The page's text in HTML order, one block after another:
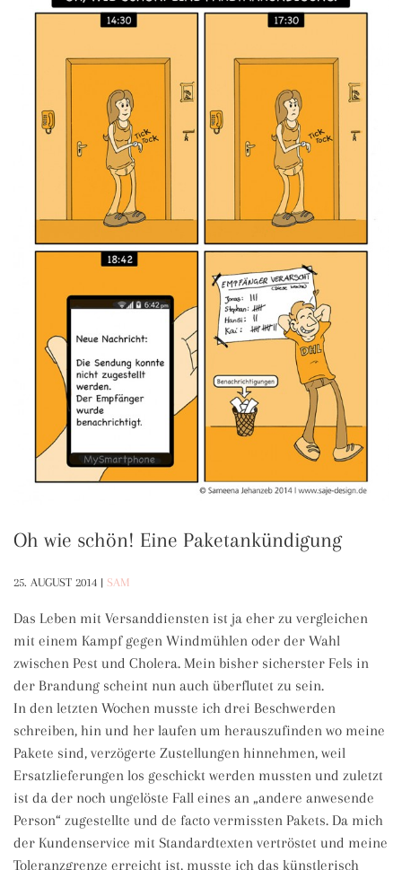
Oh wie schön! Eine Paketankündigung
25. AUGUST 2014 | SAM
Das Leben mit Versanddiensten ist ja eher zu vergleichen
mit einem Kampf gegen Windmühlen oder der Wahl
zwischen Pest und Cholera. Mein bisher sicherster Fels in
der Brandung scheint nun auch überflutet zu sein.
In den letzten Wochen musste ich drei Beschwerden
schreiben, hin und her laufen um herauszufinden wo meine
Pakete sind, verzögerte Zustellungen hinnehmen, weil
Ersatzlieferungen los geschickt werden mussten und zuletzt
ist da der noch ungelöste Fall eines an „andere anwesende
Person“ zugestellte und de facto vermissten Pakets. Da mich
der Kundenservice mit Standardtexten vertröstet und meine
Toleranzgrenze erreicht ist, musste ich das künstlerisch